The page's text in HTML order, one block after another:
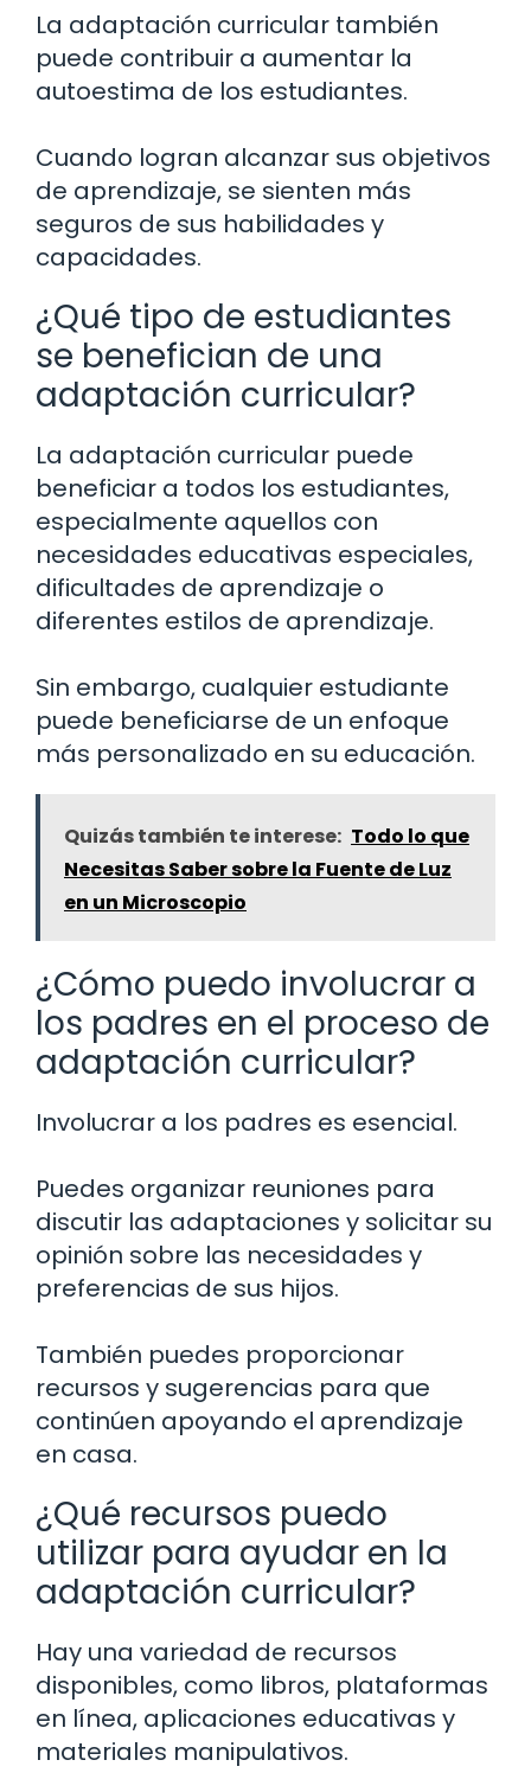
La adaptación curricular también
puede contribuir a aumentar la
autoestima de los estudiantes.
Cuando logran alcanzar sus objetivos
de aprendizaje, se sienten más
seguros de sus habilidades y
capacidades.
¿Qué tipo de estudiantes
se benefician de una
adaptación curricular?
La adaptación curricular puede
beneficiar a todos los estudiantes,
especialmente aquellos con
necesidades educativas especiales,
dificultades de aprendizaje o
diferentes estilos de aprendizaje.
Sin embargo, cualquier estudiante
puede beneficiarse de un enfoque
más personalizado en su educación.
Quizás también te interese: Todo lo que
Necesitas Saber sobre la Fuente de Luz
en un Microscopio
¿Cómo puedo involucrar a
los padres en el proceso de
adaptación curricular?
Involucrar a los padres es esencial.
Puedes organizar reuniones para
discutir las adaptaciones y solicitar su
opinión sobre las necesidades y
preferencias de sus hijos.
También puedes proporcionar
recursos y sugerencias para que
continúen apoyando el aprendizaje
en casa.
¿Qué recursos puedo
utilizar para ayudar en la
adaptación curricular?
Hay una variedad de recursos
disponibles, como libros, plataformas
en línea, aplicaciones educativas y
materiales manipulativos.